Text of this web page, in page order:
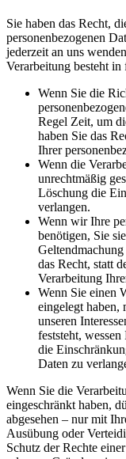
Sie haben das Recht,
personenbezogenen
jederzeit an uns
Verarbeitung besteht
Wenn Sie die
Regel Zeit, um
haben Sie das
Ihrer
Wenn die
unrechtmäßig
Löschung die
verlangen.
Wenn wir Ihre
benötigen, Sie
das Recht, statt
Verarbeitung
Wenn Sie einen
eingelegt haben,
unseren
feststeht,
die
Daten zu
Wenn Sie die
eingeschränkt haben,
abgesehen – nur mit
Ausübung oder
Schutz der Rechte